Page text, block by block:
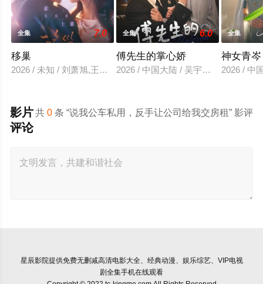
全集 7.0
移巢
2026 / 未知 / 刘萧旭,王格格
全集 6.0
傅先生的掌心娇
2026 / 中国大陆 / 吴宇航＆郑千亦
全集
神女青岑
2026 / 中
共0 条 “说我公车私用，反手让公司给我交房租” 影评
影片
评论
星辰影院提供免费无删减高清电影大全、经典动漫、娱乐综艺、VIP电视
剧全集手机在线观看